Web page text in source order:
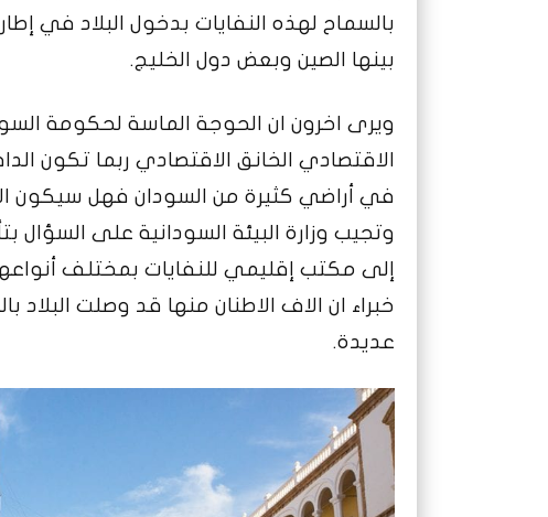
بالسماح لهذه النفايات بدخول البلاد في
بينها الصين وبعض دول الخليج.
ويرى اخرون ان الحوجة الماسة لحكومة
الاقتصادي الخانق الاقتصادي ربما تكون
في أراضي كثيرة من السودان فهل سيكون
وتجيب وزارة البيئة السودانية على السؤال
إلى مكتب إقليمي للنفايات بمختلف
خبراء ان الاف الاطنان منها قد وصلت
عديدة.